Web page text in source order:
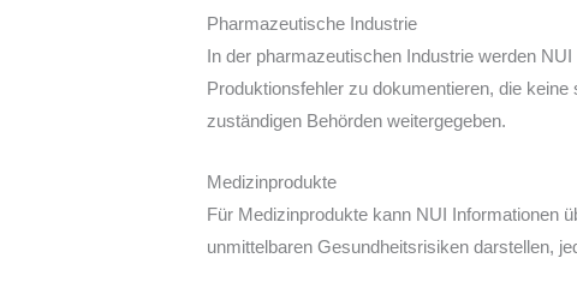
Pharmazeutische Industrie
In der pharmazeutischen Industrie werden
Produktionsfehler zu dokumentieren, die
zuständigen Behörden weitergegeben.
Medizinprodukte
Für Medizinprodukte kann NUI Informationen
unmittelbaren Gesundheitsrisiken darstellen,